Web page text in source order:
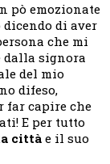
pò emozionate
di aver
che mi
dalla signora
del mio
difeso,
far capire che
E per tutto
cittàe il suo